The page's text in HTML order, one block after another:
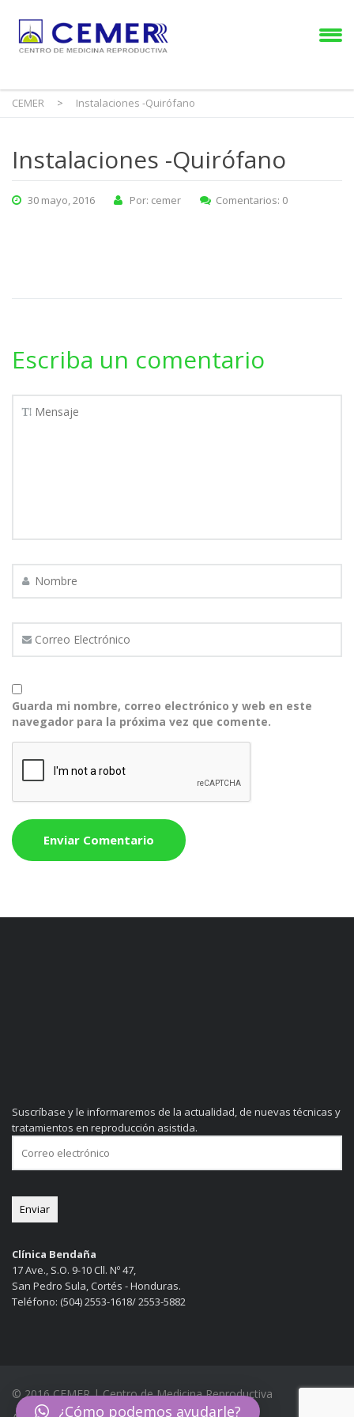
CEMER > Instalaciones -Quirófano
Instalaciones -Quirófano
30 mayo, 2016 Por: cemer Comentarios: 0
Escriba un comentario
Guarda mi nombre, correo electrónico y web en este
navegador para la próxima vez que comente.
Suscríbase y le informaremos de la actualidad, de nuevas técnicas y
tratamientos en reproducción asistida.
Clínica Bendaña
17 Ave., S.O. 9-10 Cll. Nº 47,
San Pedro Sula, Cortés - Honduras.
Teléfono: (504) 2553-1618/ 2553-5882
© 2016 CEMER | Centro de Medicina Reproductiva
¿Cómo podemos ayudarle?